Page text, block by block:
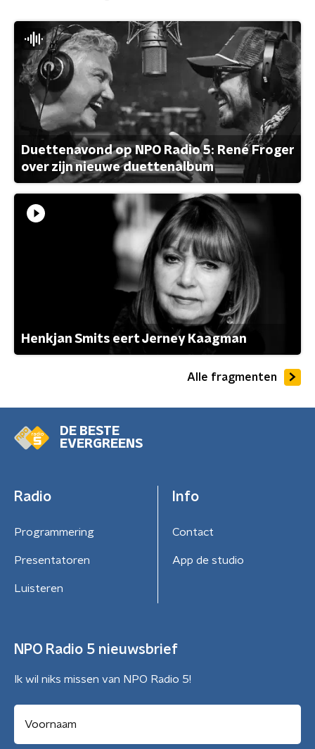
Duettenavond op NPO Radio 5: René Froger
over zijn nieuwe duettenalbum
Henkjan Smits eert Jerney Kaagman
Alle fragmenten
DE BESTE
EVERGREENS
Radio
Programmering
Presentatoren
Luisteren
Info
Contact
App de studio
NPO Radio 5 nieuwsbrief
Ik wil niks missen van NPO Radio 5!